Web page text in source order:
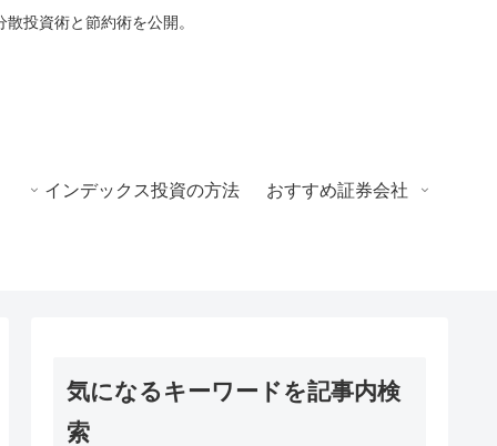
投資術と節約術を公開。
インデックス投資の方法 おすすめ証券会社
気になるキーワードを記事内検
索